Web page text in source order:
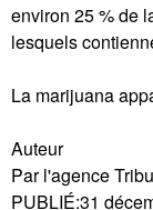
environ 25 % de
lesquels
La marijuana
Auteur
Par l'agence
PUBLIÉ:31